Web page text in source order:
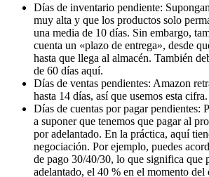
Días de inventario pendiente:
muy alta y que los productos solo
una media de 10 días. Sin embargo,
cuenta un «plazo de entrega», desde
hasta que llega al almacén. También
de 60 días aquí.
Días de ventas pendientes: Amazon
hasta 14 días, así que usemos esta cifra.
Días de cuentas por pagar pendientes:
a suponer que tenemos que pagar al
por adelantado. En la práctica, aquí
negociación. Por ejemplo, puedes
de pago 30/40/30, lo que significa que
adelantado, el 40 % en el momento